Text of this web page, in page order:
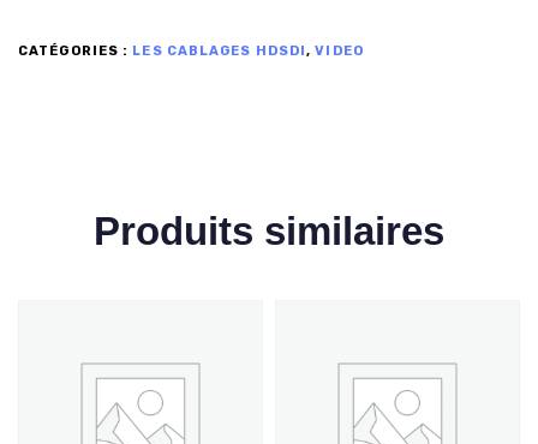
CATÉGORIES : LES CABLAGES HDSDI,VIDEO
Produits similaires